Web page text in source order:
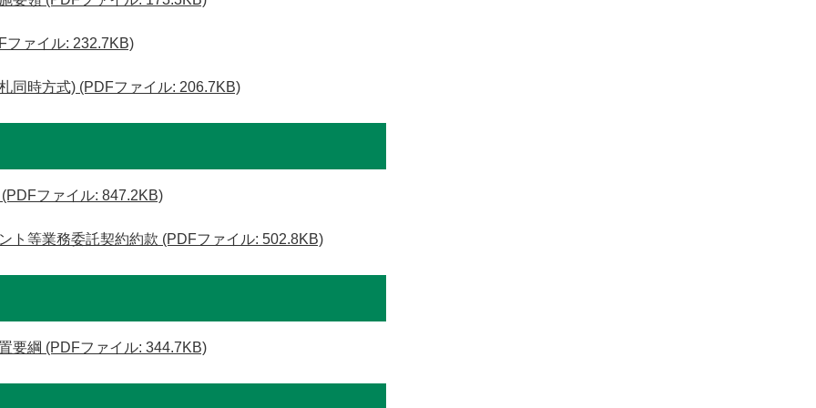
ファイル: 232.7KB)
同時方式) (PDFファイル: 206.7KB)
ファイル: 847.2KB)
ト等業務委託契約約款 (PDFファイル: 502.8KB)
要綱 (PDFファイル: 344.7KB)